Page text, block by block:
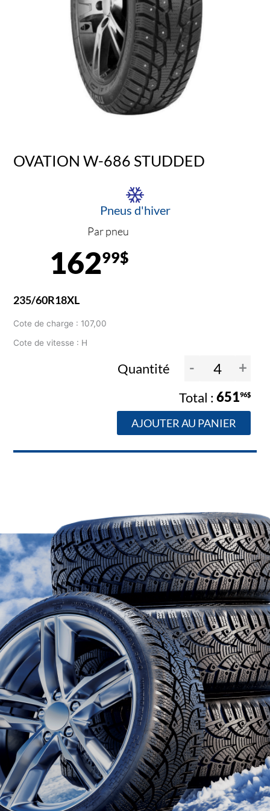
OVATION W-686 STUDDED
Pneus d'hiver
Par pneu
16299$
235/60R18XL
Cote de charge : 107,00
Cote de vitesse : H
Quantité - +
65196$
AJOUTER AU PANIER